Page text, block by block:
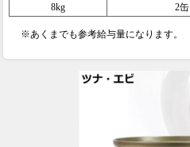
8kg
2缶
※あくまでも参考給与量になります。